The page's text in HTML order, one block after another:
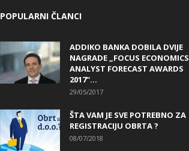
POPULARNI ČLANCI
ADDIKO BANKA DOBILA DVIJE
NAGRADE „FOCUS ECONOMICS
ANALYST FORECAST AWARDS
2017“...
29/05/2017
ŠTA VAM JE SVE POTREBNO ZA
REGISTRACIJU OBRTA ?
08/07/2018